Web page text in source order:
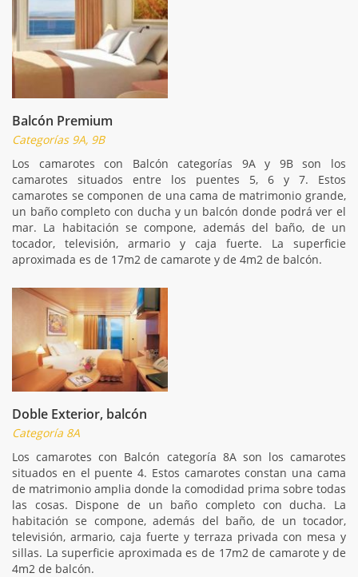
Balcón Premium
Categorías 9A, 9B
Los camarotes con Balcón categorías 9A y 9B son los
camarotes situados entre los puentes 5, 6 y 7. Estos
camarotes se componen de una cama de matrimonio grande,
un baño completo con ducha y un balcón donde podrá ver el
mar. La habitación se compone, además del baño, de un
tocador, televisión, armario y caja fuerte. La superficie
aproximada es de 17m2 de camarote y de 4m2 de balcón.
Doble Exterior, balcón
Categoría 8A
Los camarotes con Balcón categoría 8A son los camarotes
situados en el puente 4. Estos camarotes constan una cama
de matrimonio amplia donde la comodidad prima sobre todas
las cosas. Dispone de un baño completo con ducha. La
habitación se compone, además del baño, de un tocador,
televisión, armario, caja fuerte y terraza privada con mesa y
sillas. La superficie aproximada es de 17m2 de camarote y de
4m2 de balcón.